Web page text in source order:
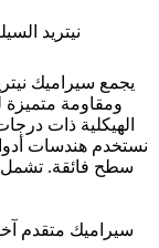
نيتريد
يجمع سيراميك
ومقاومة متميزة
الهيكلية ذات
نستخدم هندسات
سطح فائقة. تشمل
سيراميك متقدم